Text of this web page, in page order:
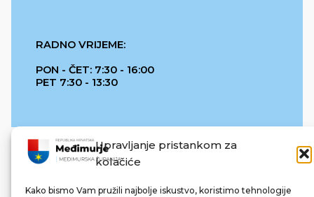
Upravljanje pristankom za
kolačiće
Kako bismo Vam pružili najbolje iskustvo, koristimo tehnologije
RADNO VRIJEME:
PON - ČET: 7:30 - 16:00
PET 7:30 - 13:30